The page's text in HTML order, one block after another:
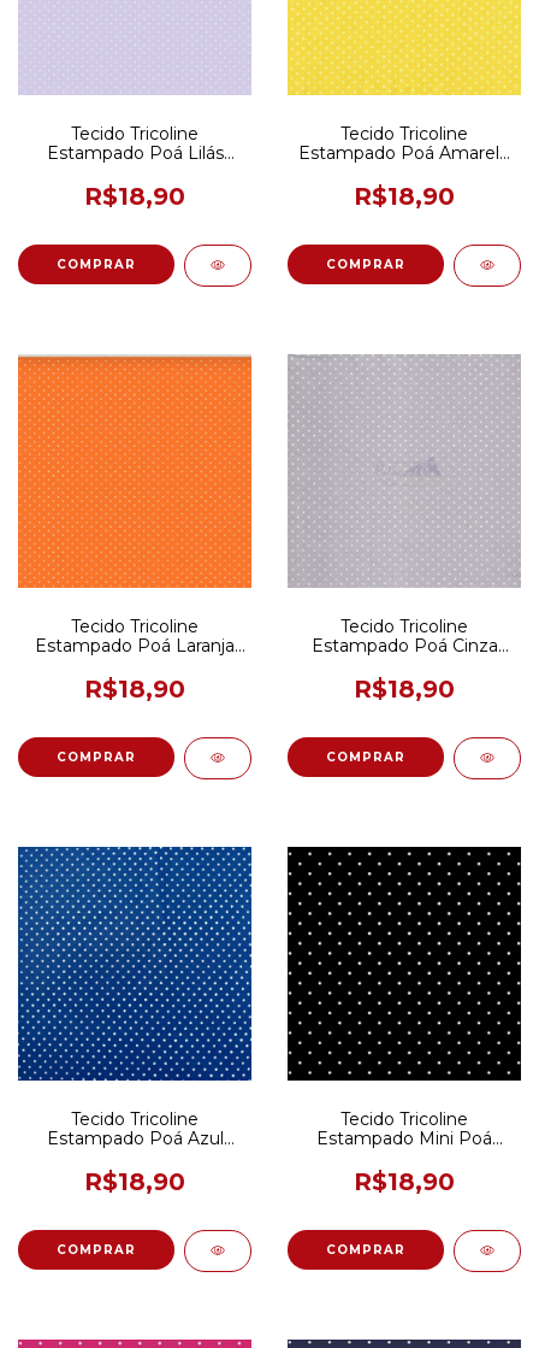
Tecido Tricoline
Estampado Poá Lilás
R$18,90
Tecido Tricoline
Estampado Poá Amarelo
R$18,90
Tecido Tricoline
Estampado Poá Laranja
R$18,90
Tecido Tricoline
Estampado Poá Cinza
R$18,90
Tecido Tricoline
Estampado Poá Azul
R$18,90
Tecido Tricoline
Estampado Mini Poá
150CM
R$18,90